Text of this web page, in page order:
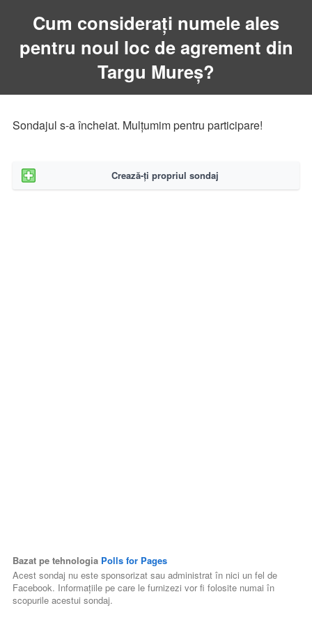
Cum consideraţi numele ales
pentru noul loc de agrement din
Targu Mureş?
Sondajul s-a încheiat. Mulţumim pentru participare!
Crează-ţi propriul sondaj
Bazat pe tehnologia Polls for Pages
Acest sondaj nu este sponsorizat sau administrat în nici un fel de
Facebook. Informaţiile pe care le furnizezi vor fi folosite numai în
scopurile acestui sondaj.